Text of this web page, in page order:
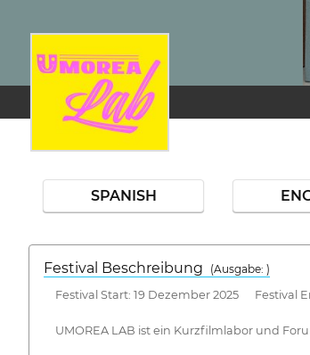
SPANISH
Festival Beschreibung
(Ausgabe: )
Festival Start: 19 Dezember 2025 Festival
UMOREA LAB ist ein Kurzfilmlabor und